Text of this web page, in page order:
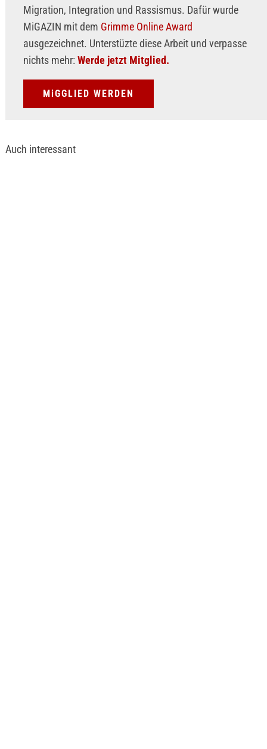
Migration, Integration und Rassismus. Dafür wurde
MiGAZIN mit dem Grimme Online Award
ausgezeichnet. Unterstüzte diese Arbeit und verpasse
nichts mehr: Werde jetzt Mitglied.
MiGGLIED WERDEN
Auch interessant